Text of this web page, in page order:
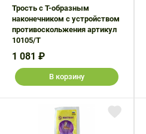
Трость с Т-образным
наконечником с устройством
противоскольжения артикул
10105/Т
1 081 ₽
В корзину